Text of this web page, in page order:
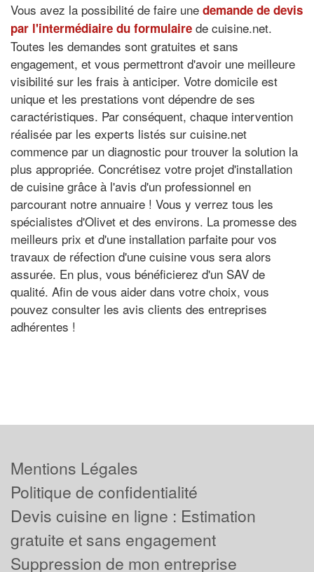
Vous avez la possibilité de faire une demande de devis
par l'intermédiaire du formulaire de cuisine.net.
Toutes les demandes sont gratuites et sans
engagement, et vous permettront d'avoir une meilleure
visibilité sur les frais à anticiper. Votre domicile est
unique et les prestations vont dépendre de ses
caractéristiques. Par conséquent, chaque intervention
réalisée par les experts listés sur cuisine.net
commence par un diagnostic pour trouver la solution la
plus appropriée. Concrétisez votre projet d'installation
de cuisine grâce à l'avis d'un professionnel en
parcourant notre annuaire ! Vous y verrez tous les
spécialistes d'Olivet et des environs. La promesse des
meilleurs prix et d'une installation parfaite pour vos
travaux de réfection d'une cuisine vous sera alors
assurée. En plus, vous bénéficierez d'un SAV de
qualité. Afin de vous aider dans votre choix, vous
pouvez consulter les avis clients des entreprises
adhérentes !
Mentions Légales
Politique de confidentialité
Devis cuisine en ligne : Estimation
gratuite et sans engagement
Suppression de mon entreprise